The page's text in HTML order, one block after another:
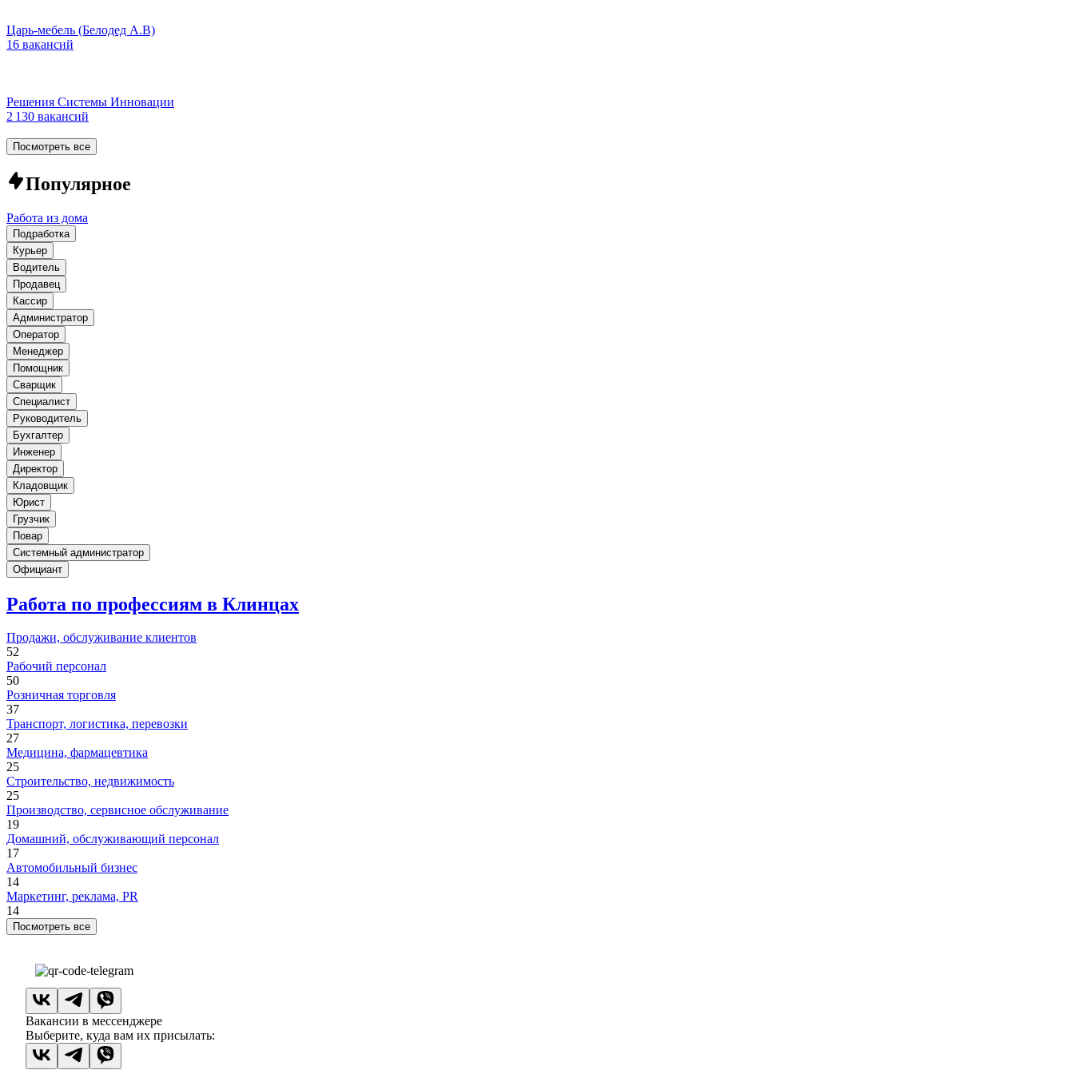
Царь-мебель (Белодед А.В)
16 вакансий
Решения Системы Инновации
2 130 вакансий
Посмотреть все
Популярное
Работа из дома
Подработка
Курьер
Водитель
Продавец
Кассир
Администратор
Оператор
Менеджер
Помощник
Сварщик
Специалист
Руководитель
Бухгалтер
Инженер
Директор
Кладовщик
Юрист
Грузчик
Повар
Системный администратор
Официант
Работа по профессиям в Клинцах
Продажи, обслуживание клиентов
52
Рабочий персонал
50
Розничная торговля
37
Транспорт, логистика, перевозки
27
Медицина, фармацевтика
25
Строительство, недвижимость
25
Производство, сервисное обслуживание
19
Домашний, обслуживающий персонал
17
Автомобильный бизнес
14
Маркетинг, реклама, PR
14
Посмотреть все
Вакансии в мессенджере
Выберите, куда вам их присылать: